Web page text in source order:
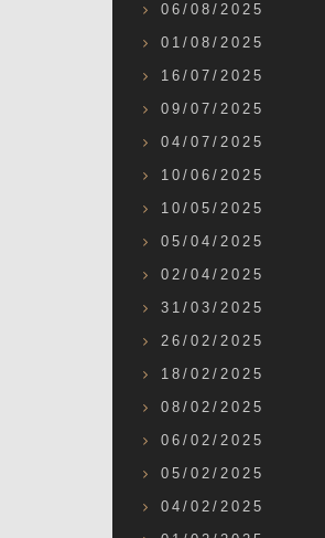
06/08/2025
01/08/2025
16/07/2025
09/07/2025
04/07/2025
10/06/2025
10/05/2025
05/04/2025
02/04/2025
31/03/2025
26/02/2025
18/02/2025
08/02/2025
06/02/2025
05/02/2025
04/02/2025